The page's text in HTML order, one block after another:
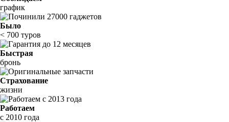
график
Было
< 700 туров
Быстрая
бронь
Страхование
жизни
Работаем
с 2010 года